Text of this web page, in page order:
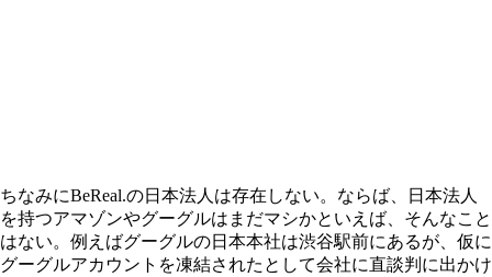
ちなみにBeReal.の日本法人は存在しない。ならば、日本法人
を持つアマゾンやグーグルはまだマシかといえば、そんなこと
はない。例えばグーグルの日本本社は渋谷駅前にあるが、仮に
グーグルアカウントを凍結されたとして会社に直談判に出かけ